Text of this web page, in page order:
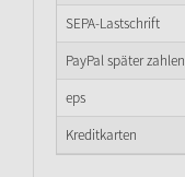
SEPA-Lastschrift
PayPal später zahlen
eps
Kreditkarten